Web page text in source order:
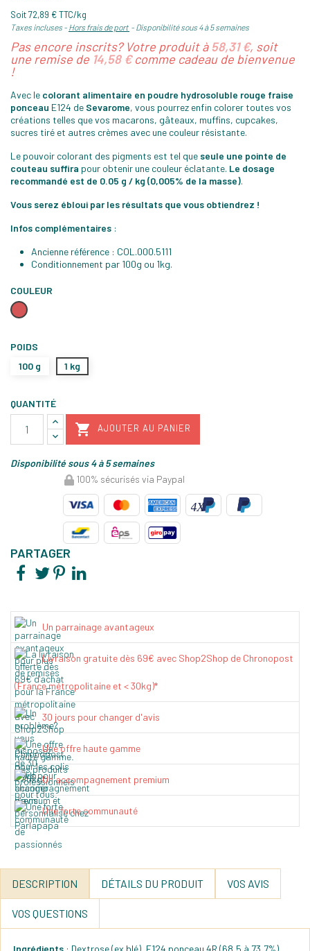
Soit 72,89 € TTC/kg
Taxes incluses Hors frais de port Disponibilité sous 4 à 5 semaines
Pas encore inscrits? Votre produit à58,31 €, soit
une remise de 14,58 €comme cadeau de bienvenue
!
Avec le colorant alimentaire en poudre hydrosoluble rouge fraise
ponceau E124 de Sevarome, vous pourrez enfin colorer toutes vos
créations telles que vos macarons, gâteaux, muffins, cupcakes,
sucres tiré et autres crèmes avec une couleur résistante.
Le pouvoir colorant des pigments est tel que seule une pointe de
couteau suffira pour obtenir une couleur éclatante. Le dosage
recommandé est de 0.05 g / kg (0,005% de la masse).
Vous serez ébloui par les résultats que vous obtiendrez !
Infos complémentaires :
Ancienne référence : COL.000.5111
Conditionnement par 100g ou 1kg.
COULEUR
Rouge
POIDS
100 g
1 kg
QUANTITÉ
 AJOUTER AU PANIER
Disponibilité sous 4 à 5 semaines
100% sécurisés via Paypal
PARTAGER
Un parrainage avantageux
Livraison gratuite dès 69€ avec Shop2Shop de Chronopost
(France métropolitaine et < 30kg)*
30 jours pour changer d'avis
Une offre haute gamme
Un accompagnement premium
Une forte communauté
DESCRIPTION DÉTAILS DU PRODUIT VOS AVIS
VOS QUESTIONS